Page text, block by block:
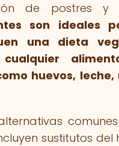
de postres y
son ideales
una dieta
cualquier
huevos,
sustitutos del